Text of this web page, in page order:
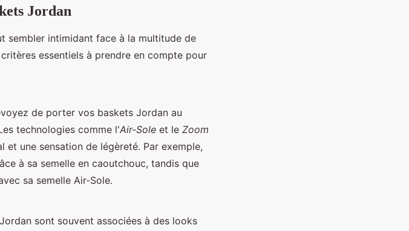
Jordan
sembler intimidant face à la multitude de
essentiels à prendre en compte pour
de porter vos baskets Jordan au
technologies comme l'Air-Sole et le Zoom
une sensation de légèreté. Par exemple,
à sa semelle en caoutchouc, tandis que
sa semelle Air-Sole.
sont souvent associées à des looks